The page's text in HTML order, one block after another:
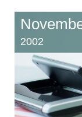
2002